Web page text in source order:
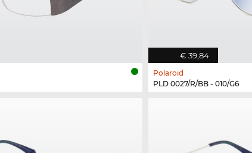
€ 39,84
Polaroid
PLD 0027/R/BB - 010/G6